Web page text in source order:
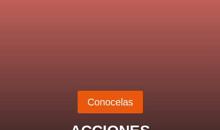
Conocelas